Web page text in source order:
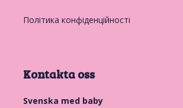
Політика конфіденційності
Kontakta oss
Svenska med baby